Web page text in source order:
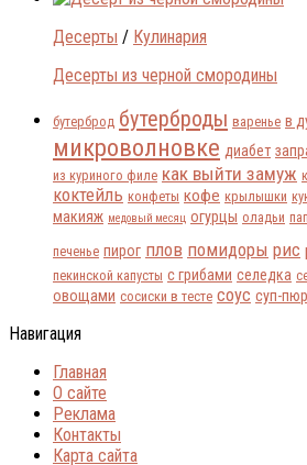
Десерты / Кулинария
Десерты из черной смородины
бутерброд бутерброды варенье в
микроволновке диабет
из куриного филе как выйти замуж
коктейль конфеты кофе крылышки
макияж медовый месяц огурцы оладьи
печенье пирог плов помидоры рис
пекинской капусты с грибами селедка
овощами сосиски в тесте соус суп-
Навигация
Главная
О сайте
Реклама
Контакты
Карта сайта